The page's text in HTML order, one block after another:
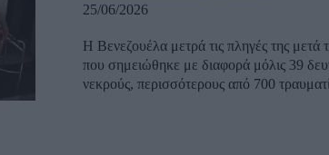
25/06/2026
Η Βενεζουέλα μετρά τις πληγές της μετά
που σημειώθηκε με διαφορά μόλις 39
νεκρούς, περισσότερους από 700